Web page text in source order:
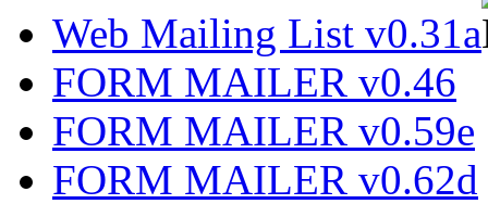
Web Mailing List v0.31a
FORM MAILER v0.46
FORM MAILER v0.59e
FORM MAILER v0.62d